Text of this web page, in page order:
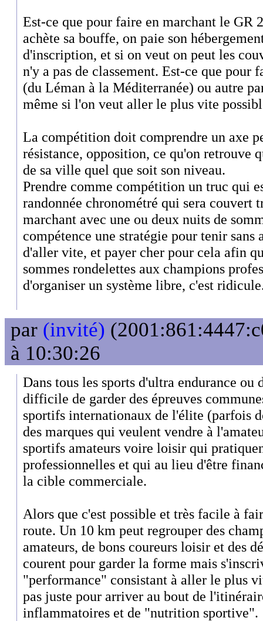
Est-ce que pour faire en marchant le GR
achète sa bouffe, on paie son
d'inscription, et si on veut on peut les
n'y a pas de classement. Est-ce que pour
(du Léman à la Méditerranée) ou autre
même si l'on veut aller le plus vite
La compétition doit comprendre un axe
résistance, opposition, ce qu'on retrouve
de sa ville quel que soit son niveau.
Prendre comme compétition un truc qui
randonnée chronométré qui sera couvert
marchant avec une ou deux nuits de
compétence une stratégie pour tenir sans
d'aller vite, et payer cher pour cela afin
sommes rondelettes aux champions
d'organiser un système libre, c'est
par (invité)
à 10:30:26
Dans tous les sports d'ultra endurance ou
difficile de garder des épreuves
sportifs internationaux de l'élite (parfois
des marques qui veulent vendre à
sportifs amateurs voire loisir qui
professionnelles et qui au lieu d'être
la cible commerciale.
Alors que c'est possible et très facile à
route. Un 10 km peut regrouper des
amateurs, de bons coureurs loisir et des
courent pour garder la forme mais
"performance" consistant à aller le plus
pas juste pour arriver au bout de
inflammatoires et de "nutrition sportive".